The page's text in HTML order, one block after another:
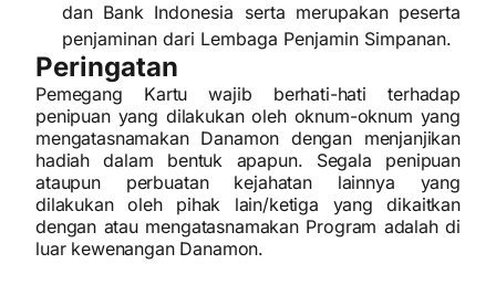
dan Bank Indonesia serta merupakan peserta
penjaminan dari Lembaga Penjamin Simpanan.
Peringatan
Pemegang Kartu wajib berhati-hati terhadap
penipuan yang dilakukan oleh oknum-oknum yang
mengatasnamakan Danamon dengan menjanjikan
hadiah dalam bentuk apapun. Segala penipuan
ataupun perbuatan kejahatan lainnya yang
dilakukan oleh pihak lain/ketiga yang dikaitkan
dengan atau mengatasnamakan Program adalah di
luar kewenangan Danamon.